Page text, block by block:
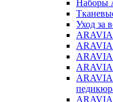
Наборы
Уход за
ARAVIA
ARAVIA
ARAVIA
ARAVIA
ARAVIA
ARAVIA